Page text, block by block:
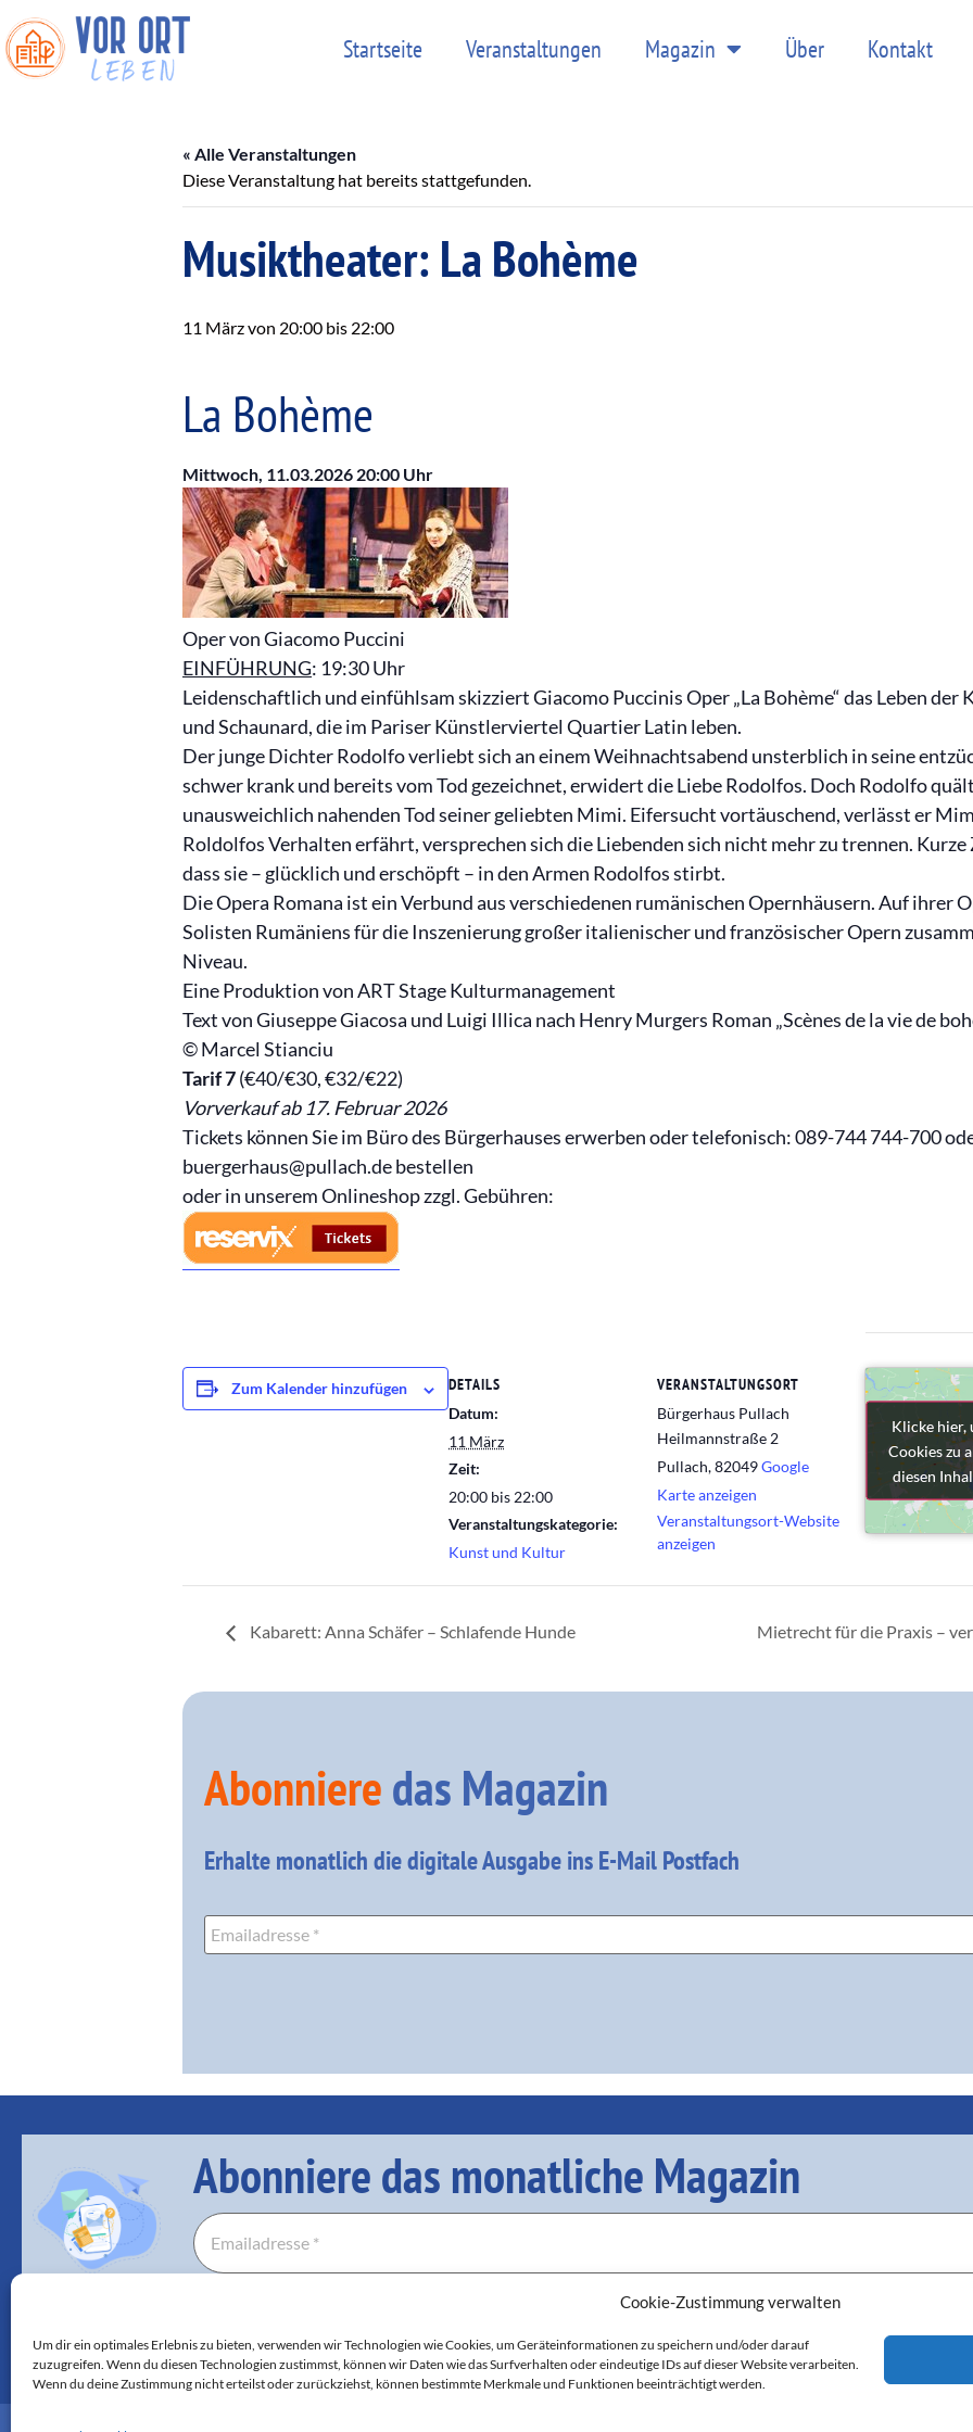
Cookie-Zustimmung verwalten
Um dir ein optimales Erlebnis zu bieten, verwenden wir Technologien wie Cookies, um Geräteinformationen zu speichern und/oder darauf
zuzugreifen. Wenn du diesen Technologien zustimmst, können wir Daten wie das Surfverhalten oder eindeutige IDs auf dieser Website verarbeiten.
Wenn du deine Zustimmung nicht erteilst oder zurückziehst, können bestimmte Merkmale und Funktionen beeinträchtigt werden.
Startseite Veranstaltungen Magazin Über Kontakt
« Alle Veranstaltungen
Diese Veranstaltung hat bereits stattgefunden.
Musiktheater: La Bohème
11 März von 20:00 bis 22:00
La Bohème
Mittwoch, 11.03.2026 20:00 Uhr
Oper von Giacomo Puccini
EINFÜHRUNG: 19:30 Uhr
Leidenschaftlich und einfühlsam skizziert Giacomo Puccinis Oper „La Bohème“ das Leben
und Schaunard, die im Pariser Künstlerviertel Quartier Latin leben.
Der junge Dichter Rodolfo verliebt sich an einem Weihnachtsabend unsterblich in seine
schwer krank und bereits vom Tod gezeichnet, erwidert die Liebe Rodolfos. Doch Rodolfo
unausweichlich nahenden Tod seiner geliebten Mimi. Eifersucht vortäuschend, verlässt er
Roldolfos Verhalten erfährt, versprechen sich die Liebenden sich nicht mehr zu trennen.
dass sie – glücklich und erschöpft – in den Armen Rodolfos stirbt.
Die Opera Romana ist ein Verbund aus verschiedenen rumänischen Opernhäusern. Auf ihrer
Solisten Rumäniens für die Inszenierung großer italienischer und französischer Opern
Niveau.
Eine Produktion von ART Stage Kulturmanagement
Text von Giuseppe Giacosa und Luigi Illica nach Henry Murgers Roman „Scènes de la vie de
© Marcel Stianciu
Tarif 7(€40/€30, €32/€22)
Vorverkauf ab 17. Februar 2026
Tickets können Sie im Büro des Bürgerhauses erwerben oder telefonisch: 089-744 744-700
buergerhaus@pullach.de bestellen
oder in unserem Onlineshop zzgl. Gebühren:
Zum Kalender hinzufügen DETAILS
Datum:
11 März
Zeit:
20:00 bis 22:00
Veranstaltungskategorie:
Kunst und Kultur
VERANSTALTUNGSORT
Bürgerhaus Pullach
Heilmannstraße 2
Pullach,82049Google
Karte anzeigen
Veranstaltungsort-Website
anzeigen
Klicke hier,
Cookies zu
diesen
Klicke hier,
Cookies zu
diesen
Kabarett: Anna Schäfer – Schlafende Hunde Mietrecht für die Praxis –
Abonnieredas Magazin
Erhalte monatlich die digitale Ausgabe ins E-Mail Postfach
Abonniere das monatliche Magazin